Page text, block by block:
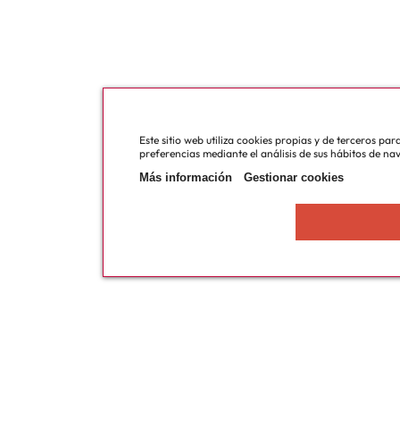
Este sitio web utiliza cookies propias y de terceros
preferencias mediante el análisis de sus hábitos de
Más información
Gestionar cookies